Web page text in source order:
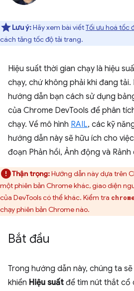
Lưu ý:Hãy xem bài viếtTối ưu hoá tốc
cách tăng tốc độ tải trang.
Hiệu suất thời gian chạy là hiệu
chạy, chứ không phải khi đang
hướng dẫn bạn cách sử dụng
của Chrome DevTools để phân
chạy. Về mô hình RAIL, các kỹ
hướng dẫn này sẽ hữu ích cho
đoạn Phản hồi, Ảnh động và
Thận trọng:Hướng dẫn này dựa trên
một phiên bản Chrome khác, giao diện
của DevTools có thể khác. Kiểm tra
chạy phiên bản Chrome nào.
Bắt đầu
Trong hướng dẫn này, chúng ta
khiển Hiệu suất để tìm nút thắt cổ